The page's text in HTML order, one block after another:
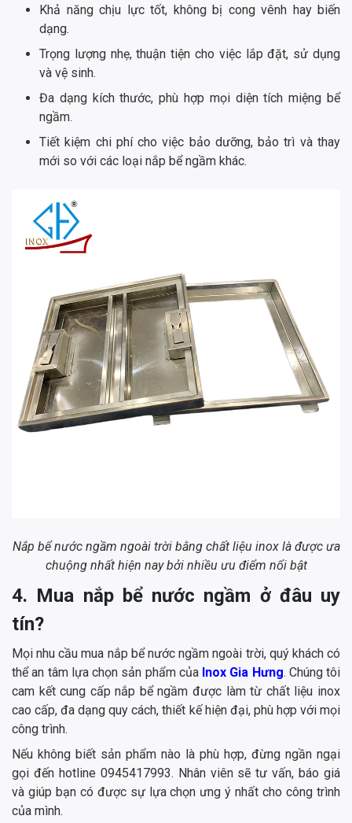
Khả năng chịu lực tốt, không bị cong vênh hay biến
dạng.
Trọng lượng nhẹ, thuận tiện cho việc lắp đặt, sử dụng
và vệ sinh.
Đa dạng kích thước, phù hợp mọi diện tích miệng bể
ngầm.
Tiết kiệm chi phí cho việc bảo dưỡng, bảo trì và thay
mới so với các loại nắp bể ngầm khác.
Nắp bể nước ngầm ngoài trời bằng chất liệu inox là được ưa
chuộng nhất hiện nay bởi nhiều ưu điểm nổi bật
4. Mua nắp bể nước ngầm ở đâu uy
tín?
Mọi nhu cầu mua nắp bể nước ngầm ngoài trời, quý khách có
thể an tâm lựa chọn sản phẩm của Inox Gia Hưng. Chúng tôi
cam kết cung cấp nắp bể ngầm được làm từ chất liệu inox
cao cấp, đa dạng quy cách, thiết kế hiện đại, phù hợp với mọi
công trình.
Nếu không biết sản phẩm nào là phù hợp, đừng ngần ngại
gọi đến hotline 0945417993. Nhân viên sẽ tư vấn, báo giá
và giúp bạn có được sự lựa chọn ưng ý nhất cho công trình
của mình.